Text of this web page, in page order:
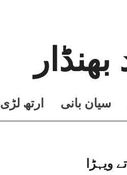
سيان بانی ارتھ لڑی
ویہڑا